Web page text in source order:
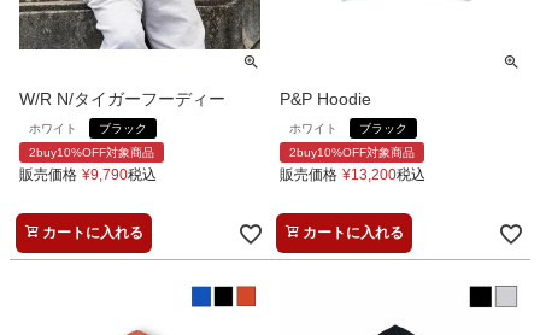
W/R N/タイガーフーディー
ホワイト
ブラック
2buy10%OFF対象商品
販売価格 ¥9,790税込
カートに入れる
P&P Hoodie
ホワイト
ブラック
2buy10%OFF対象商品
販売価格 ¥13,200税込
カートに入れる